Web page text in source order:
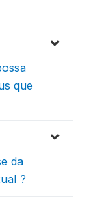
que
da
?